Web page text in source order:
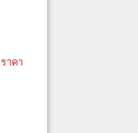
ราคา